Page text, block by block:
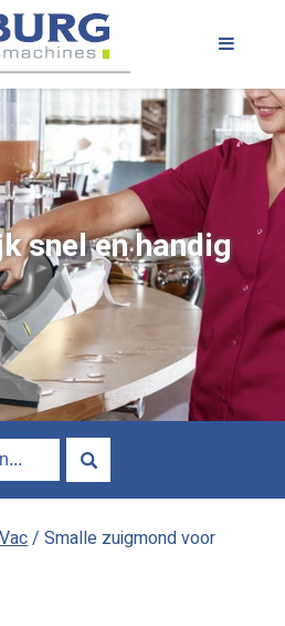
snel en handig
/ Smalle zuigmond voor